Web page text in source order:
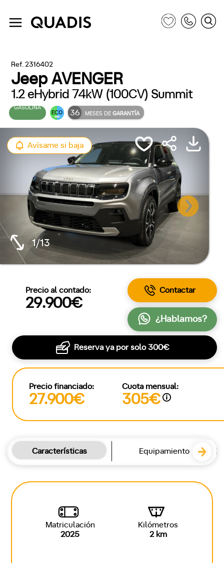
Ref. 2316402
Jeep AVENGER
1.2 eHybrid 74kW (100CV) Summit
GASOLINA
ECO 36 MESES DEGARANTÍA
Avísame si baja
1/13
Precio al contado:
29.900€
Contactar
¿Hablamos?
Reserva ya por solo300€
Precio financiado:
27.900€
Cuota mensual:
305€
Características Equipamiento
Matriculación
2025
Kilómetros
2 km